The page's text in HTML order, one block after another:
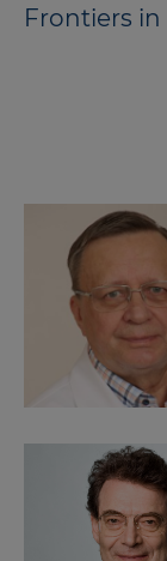
Frontiers